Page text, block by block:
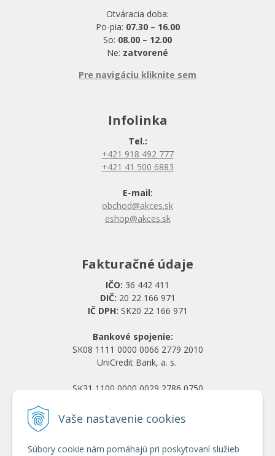
Vaše nastavenie cookies
Súbory cookie nám pomáhajú pri poskytovaní služieb
Otváracia doba:
Po-pia: 07.30 – 16.00
So: 08.00 – 12.00
Ne: zatvorené
Pre navigáciu kliknite sem
Infolinka
Tel.:
+421 918 492 777
+421 41 500 6883
E-mail:
obchod@akces.sk
eshop@akces.sk
Fakturačné údaje
IČO: 36 442 411
DIČ: 20 22 166 971
IČ DPH: SK20 22 166 971
Bankové spojenie:
SK08 1111 0000 0066 2779 2010
UniCredit Bank, a. s.
SK31 1100 0000 0029 2786 0750